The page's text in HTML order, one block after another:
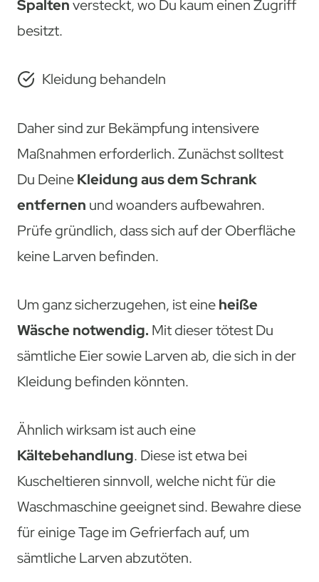
Spaltenversteckt, wo Du kaum einen Zugriff
besitzt.
Kleidung behandeln
Daher sind zur Bekämpfung intensivere
Maßnahmen erforderlich. Zunächst solltest
Du DeineKleidung aus dem Schrank
entfernen und woanders aufbewahren.
Prüfe gründlich, dass sich auf der Oberfläche
keine Larven befinden.
Um ganz sicherzugehen, ist eineheiße
Wäsche notwendig. Mit dieser tötest Du
sämtliche Eier sowie Larven ab, die sich in der
Kleidung befinden könnten.
Ähnlich wirksam ist auch eine
Kältebehandlung. Diese ist etwa bei
Kuscheltieren sinnvoll, welche nicht für die
Waschmaschine geeignet sind. Bewahre diese
für einige Tage im Gefrierfach auf, um
sämtliche Larven abzutöten.